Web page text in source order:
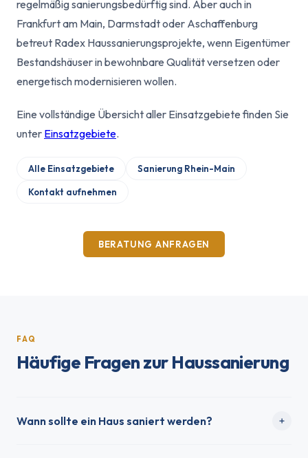
regelmäßig sanierungsbedürftig sind. Aber auch in
Frankfurt am Main, Darmstadt oder Aschaffenburg
betreut Radex Haussanierungsprojekte, wenn Eigentümer
Bestandshäuser in bewohnbare Qualität versetzen oder
energetisch modernisieren wollen.
Eine vollständige Übersicht aller Einsatzgebiete finden Sie
unter Einsatzgebiete.
Alle Einsatzgebiete Sanierung Rhein-Main
Kontakt aufnehmen
BERATUNG ANFRAGEN
FAQ
Häufige Fragen zur Haussanierung
Wann sollte ein Haus saniert werden?